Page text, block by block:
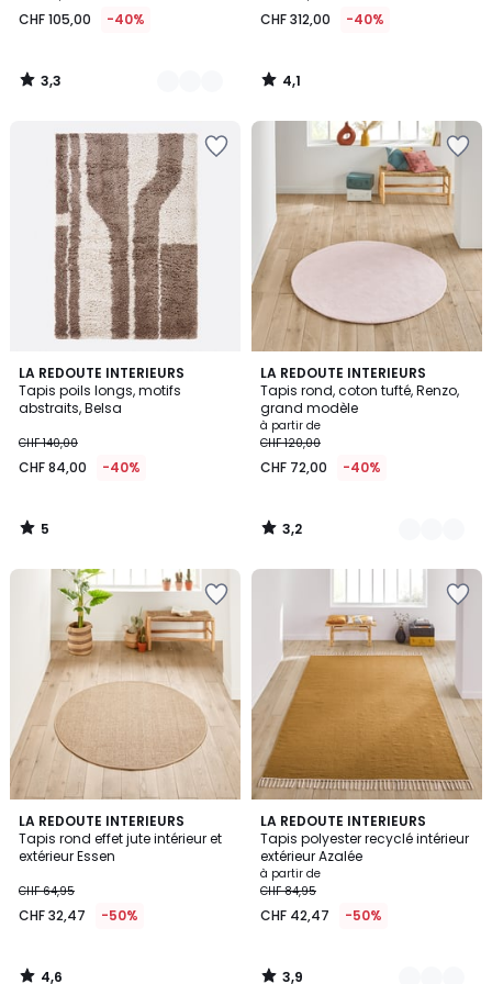
partir
CHF
105,00
175,00
réduction
appliquée.
CHF 105,00 -40%
3,3
/
CHF 312,00 -40%
4,1
/
LA REDOUTE INTERIEURS
Tapis poils longs, motifs
abstraits, Belsa
CHF 140,00
CHF 84,00 -40%
5
/
5
5
/
LA REDOUTE INTERIEURS
Tapis rond, coton tufté, Renzo,
grand modèle
à partir de
CHF 120,00
CHF 72,00 -40%
3,2
/ 5
3
Couleurs
3,2
/
LA REDOUTE INTERIEURS
Tapis rond effet jute intérieur et
extérieur Essen
CHF 64,95
CHF 32,47 -50%
4,6
/ 5
4,6
LA REDOUTE INTERIEURS
Tapis polyester recyclé intérieur
extérieur Azalée
à partir de
CHF 84,95
CHF 42,47 -50%
3,9
/ 5
3
Couleurs
3,9